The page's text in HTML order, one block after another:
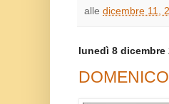
alle dicembre 11,
lunedì 8 dicembre